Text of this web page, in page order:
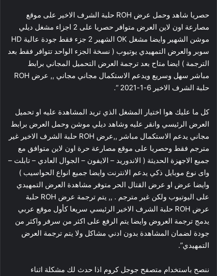
حصريا شاهد وحمل عرض ROH حلبة الشرف الاخير على موقع
مصارعة اون لاين العرض متوافر حصريا على 2 اجزاء مشغل ديلي
موشن الشهير وايضا مشغل OK الشهير 2 جزء فقط جودة عالية HD
سوبر والعرض التمهيدي يوتيوب ( نسخة الجزء الواحد تتوافر فقط بعد
الترجمة ) ايضا متاح بعد ترجمة العرض التحميل المجاني برابط
مباشر سهل وسريع ويدعم الاستكمال مجاني مجاني ,, عرض ROH
حلبة الشرف الاخير 6-1-2021 “.
كل ما عليك هوا اختيار المشغل الذي تريد المشاهدة عليه او تحميل
العرض الرئيسي وانقر عليه وشاهد ديلي موشن وحمل العرض برابط
مجاني يدعم الاستكمال مباشر ,,عرض ROH حلبة الشرف الاخير غير
مترجم فقط وحصريا على موقع مصارعة حرة اون لاين متوافق مع
جميع الاجهزة الحديثة ( الاندوريد – الايفون – الجوال العادي – تابلت –
واى نوع موبايل ذكي يدعم الانترنت وايضا جميع انواع الحواسيب )
وايضا عرض او عرض القتال الحر متوفر مشاهدة العرض التمهيدي
على اليوتيوب ولكن غير مترجم . ,, يتم ترجمة عرض ROH حلبة
عرض ROH حلبة الشرف الاخير الرئيسي سريعا كأول موقع عربي
يدمج ترجمة العروض وايضا يتم الرفع على اكثر من سرفر واكثر من
جودة لضمان المشاهدة بدون ادني مشاكل ولا يتم ترجمة العرض
التمهيدي”.
ننصح باستخدام متصفح جوجل كروم اذا حدث لك مشكلة اثناء